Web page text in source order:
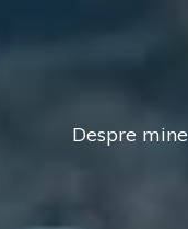
Despre mine